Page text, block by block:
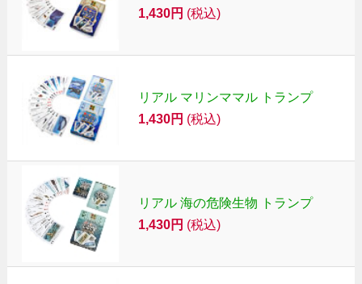
1,430円 (税込)
リアル マリンママル トランプ
1,430円 (税込)
リアル 海の危険生物 トランプ
1,430円 (税込)